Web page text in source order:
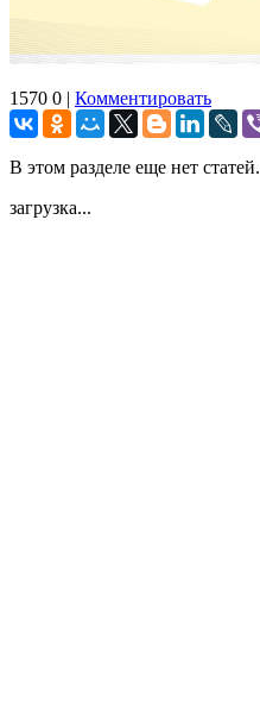
1570 0 | Комментировать
В этом разделе еще нет статей.
загрузка...